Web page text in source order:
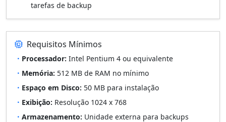
tarefas de backup
Requisitos Mínimos
Processador: Intel Pentium 4 ou equivalente
Memória: 512 MB de RAM no mínimo
Espaço em Disco: 50 MB para instalação
Exibição: Resolução 1024 x 768
Armazenamento: Unidade externa para backups